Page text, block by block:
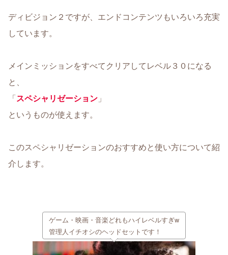
ディビジョン２ですが、エンドコンテンツもいろいろ充実
しています。
メインミッションをすべてクリアしてレベル３０になる
と、
「スペシャリゼーション 」
というものが使えます。
このスペシャリゼーションのおすすめと使い方について紹
介します。
ゲーム・映画・音楽どれもハイレベルすぎw
管理人イチオシのヘッドセットです！